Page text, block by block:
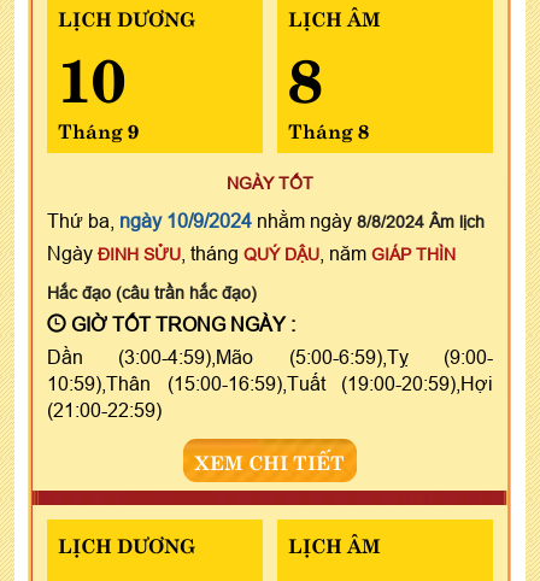
LỊCH DƯƠNG
10
Tháng 9
LỊCH ÂM
8
Tháng 8
NGÀY TỐT
Thứ ba, ngày 10/9/2024 nhằm ngày 8/8/2024 Âm lịch
Ngày ĐINH SỬU , tháng QUÝ DẬU , năm GIÁP THÌN
Hắc đạo (câu trần hắc đạo)
GIỜ TỐT TRONG NGÀY :
Dần (3:00-4:59),Mão (5:00-6:59),Tỵ (9:00-
10:59),Thân (15:00-16:59),Tuất (19:00-20:59),Hợi
(21:00-22:59)
XEM CHI TIẾT
LỊCH DƯƠNG LỊCH ÂM